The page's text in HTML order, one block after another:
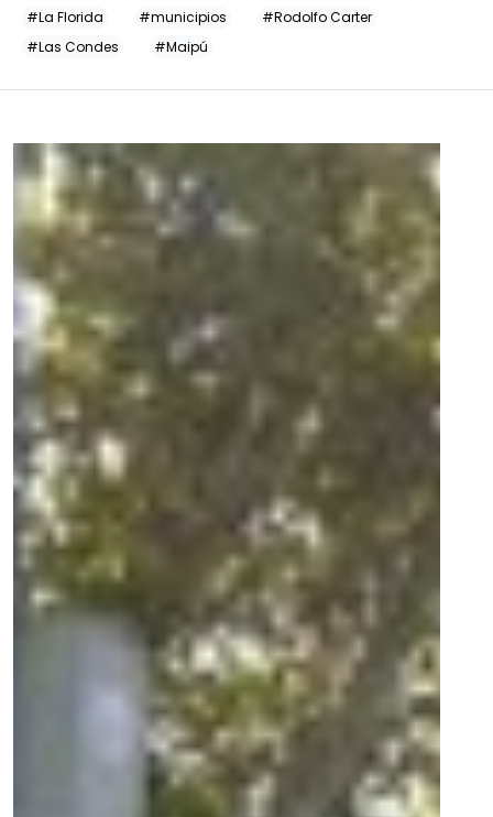
#La Florida
#municipios
#Rodolfo Carter
#Las Condes
#Maipú